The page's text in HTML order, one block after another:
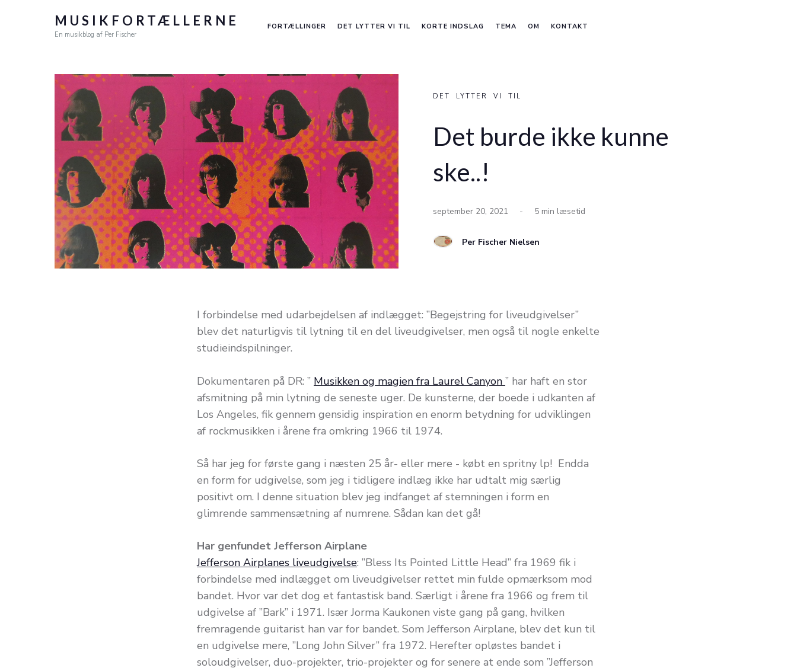
MUSIKFORTÆLLERNE
En musikblog af Per Fischer
FORTÆLLINGER DET LYTTER VI TIL KORTE INDSLAG TEMA OM KONTAKT
DET LYTTER VI TIL
Det burde ikke kunne
ske..!
september 20, 2021 - 5 min læsetid
Per Fischer Nielsen
I forbindelse med udarbejdelsen af indlægget: ”Begejstring for liveudgivelser”
blev det naturligvis til lytning til en del liveudgivelser, men også til nogle enkelte
studieindspilninger.
Dokumentaren på DR: ” Musikken og magien fra Laurel Canyon ” har haft en stor
afsmitning på min lytning de seneste uger. De kunsterne, der boede i udkanten af
Los Angeles, fik gennem gensidig inspiration en enorm betydning for udviklingen
af rockmusikken i årene fra omkring 1966 til 1974.
Så har jeg for første gang i næsten 25 år- eller mere - købt en spritny lp! Endda
en form for udgivelse, som jeg i tidligere indlæg ikke har udtalt mig særlig
positivt om. I denne situation blev jeg indfanget af stemningen i form en
glimrende sammensætning af numrene. Sådan kan det gå!
Har genfundet Jefferson Airplane
Jefferson Airplanes liveudgivelse: ”Bless Its Pointed Little Head” fra 1969 fik i
forbindelse med indlægget om liveudgivelser rettet min fulde opmærksom mod
bandet. Hvor var det dog et fantastisk band. Særligt i årene fra 1966 og frem til
udgivelse af ”Bark” i 1971. Især Jorma Kaukonen viste gang på gang, hvilken
fremragende guitarist han var for bandet. Som Jefferson Airplane, blev det kun til
en udgivelse mere, ”Long John Silver” fra 1972. Herefter opløstes bandet i
soloudgivelser, duo-projekter, trio-projekter og for senere at ende som ”Jefferson